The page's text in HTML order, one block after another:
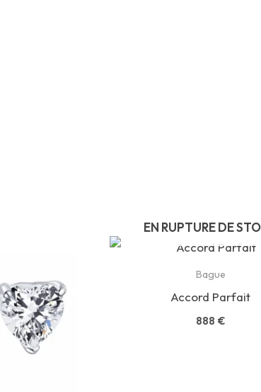
EN RUPTURE DE
Bague
Accord Parfait
888 €